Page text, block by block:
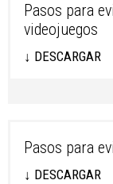
Pasos para
videojuegos
↓ DESCARGAR
Pasos para
↓ DESCARGAR